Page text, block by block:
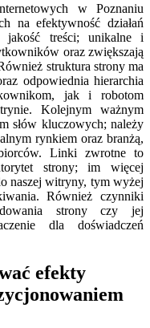
w Poznaniu
na efektywność działań
jakość treści; unikalne i
oraz zwiększają
struktura strony ma
odpowiednia hierarchia
jak i robotom
Kolejnym ważnym
słów kluczowych; należy
rynkiem oraz branżą,
Linki zwrotne to
strony; im więcej
naszej witryny, tym wyżej
Również czynniki
strony czy jej
dla doświadczeń
efekty